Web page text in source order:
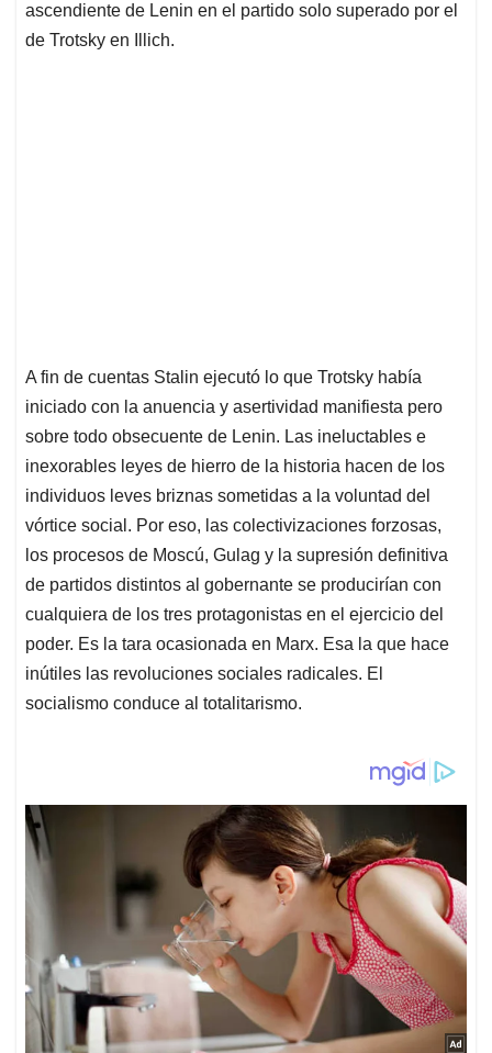
ascendiente de Lenin en el partido solo superado por el
de Trotsky en Illich.
A fin de cuentas Stalin ejecutó lo que Trotsky había
iniciado con la anuencia y asertividad manifiesta pero
sobre todo obsecuente de Lenin. Las ineluctables e
inexorables leyes de hierro de la historia hacen de los
individuos leves briznas sometidas a la voluntad del
vórtice social. Por eso, las colectivizaciones forzosas,
los procesos de Moscú, Gulag y la supresión definitiva
de partidos distintos al gobernante se producirían con
cualquiera de los tres protagonistas en el ejercicio del
poder. Es la tara ocasionada en Marx. Esa la que hace
inútiles las revoluciones sociales radicales. El
socialismo conduce al totalitarismo.